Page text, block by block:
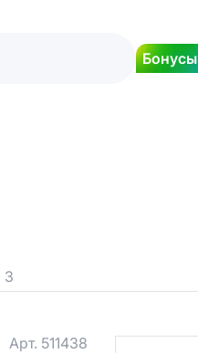
Бонусы
3
Арт. 511438